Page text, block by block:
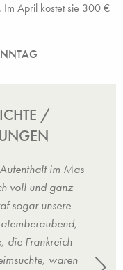
April kostet sie 300 €
/
im Mas
voll und ganz
sogar unsere
die Frankreich
waren